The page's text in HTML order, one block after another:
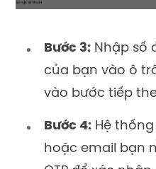
Bước 3: Nhập số
của bạn vào ô
vào bước tiếp
Bước 4: Hệ
hoặc email bạn